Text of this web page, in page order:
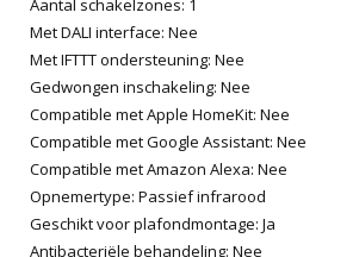
Met DALI interface: Nee
Met IFTTT ondersteuning: Nee
Gedwongen inschakeling: Nee
Compatible met Apple HomeKit: Nee
Compatible met Google Assistant: Nee
Compatible met Amazon Alexa: Nee
Opnemertype: Passief infrarood
Geschikt voor plafondmontage: Ja
Antibacteriële behandeling: Nee